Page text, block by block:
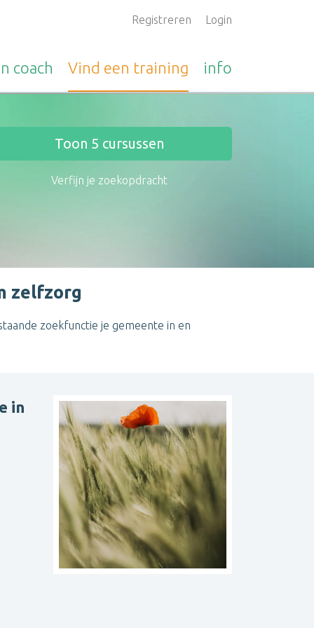
Registreren Login
coach Vind een training info
Toon 5 cursussen
Verfijn je zoekopdracht
zelfzorg
zoekfunctie je gemeente in en
in